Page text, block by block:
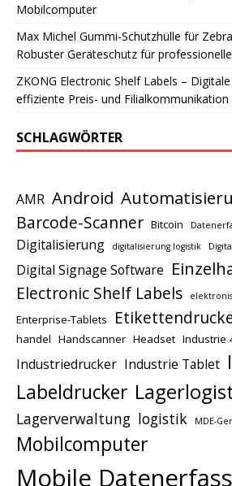
Mobilcomputer
Max Michel Gummi-Schutzhülle für
Robuster Geräteschutz für
ZKONG Electronic Shelf Labels –
effiziente Preis- und Filialkommunikation
SCHLAGWÖRTER
AMR Android
Barcode-Scanner Bitcoin
Digitalisierung digitalisierung logistik
Digital Signage Software
Electronic Shelf Labels
Enterprise-Tablets
handel Handscanner Headset Industrie
Industriedrucker Industrie Tablet
Labeldrucker
Lagerverwaltung logistik MDE-
Mobilcomputer
Mobile